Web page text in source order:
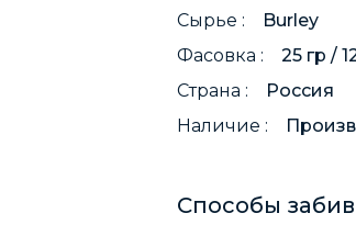
Сырье :
Burley
Фасовка :
25 гр /
Страна :
Россия
Наличие :
Способы